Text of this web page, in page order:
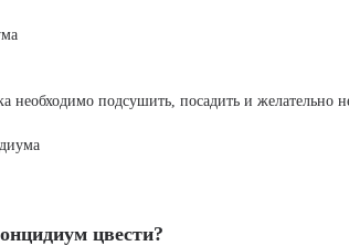
необходимо подсушить, посадить и
цвести?